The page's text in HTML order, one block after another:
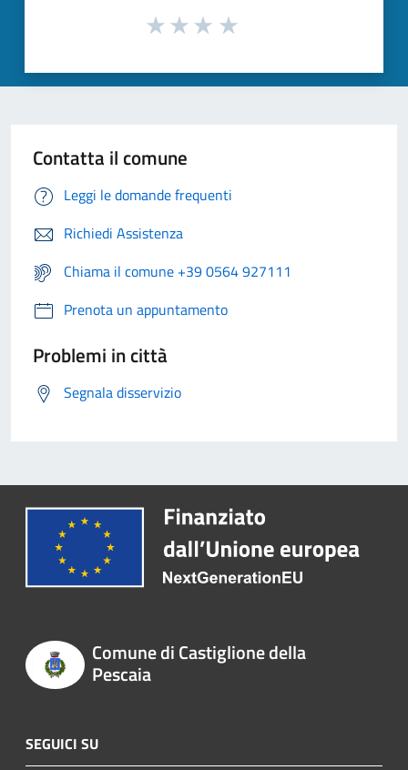
Contatta il comune
Leggi le domande frequenti
Richiedi Assistenza
Chiama il comune +39 0564 927111
Prenota un appuntamento
Problemi in città
Segnala disservizio
Comune di Castiglione della
Pescaia
SEGUICI SU